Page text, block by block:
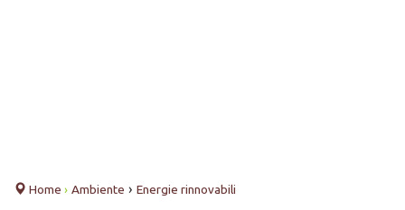
Home › Ambiente › Energie rinnovabili